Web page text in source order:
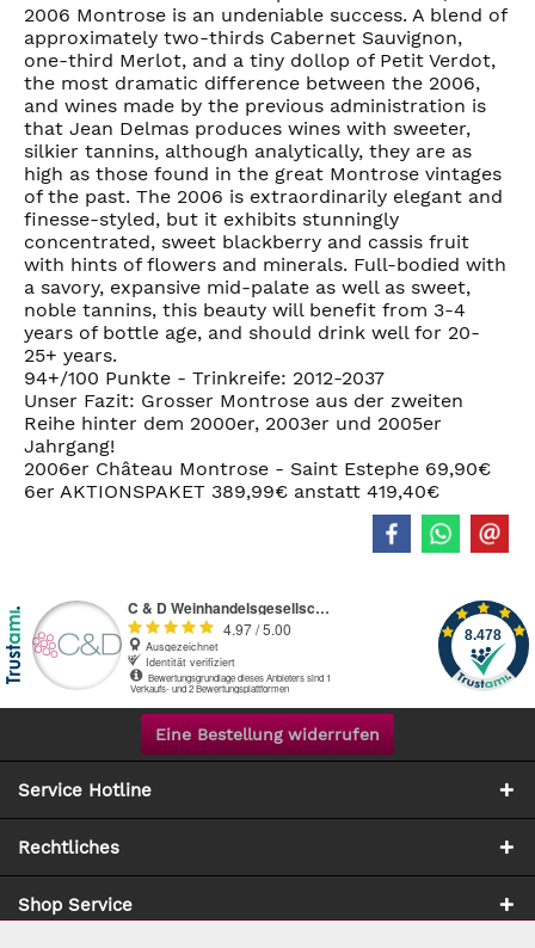
2006 Montrose is an undeniable success. A blend of
approximately two-thirds Cabernet Sauvignon,
one-third Merlot, and a tiny dollop of Petit Verdot,
the most dramatic difference between the 2006,
and wines made by the previous administration is
that Jean Delmas produces wines with sweeter,
silkier tannins, although analytically, they are as
high as those found in the great Montrose vintages
of the past. The 2006 is extraordinarily elegant and
finesse-styled, but it exhibits stunningly
concentrated, sweet blackberry and cassis fruit
with hints of flowers and minerals. Full-bodied with
a savory, expansive mid-palate as well as sweet,
noble tannins, this beauty will benefit from 3-4
years of bottle age, and should drink well for 20-
25+ years.
94+/100 Punkte - Trinkreife: 2012-2037
Unser Fazit: Grosser Montrose aus der zweiten
Reihe hinter dem 2000er, 2003er und 2005er
Jahrgang!
2006er Château Montrose - Saint Estephe 69,90€
6er AKTIONSPAKET 389,99€ anstatt 419,40€
Eine Bestellung widerrufen
Service Hotline
Rechtliches
Shop Service